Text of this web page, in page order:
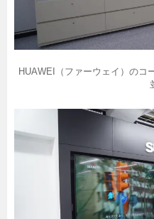
HUAWEI（ファーウェイ）のコ